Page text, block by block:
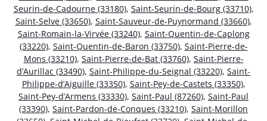
Seurin-de-Cadourne (33180), Saint-Seurin-de-Bourg (33710),
Saint-Selve (33650), Saint-Sauveur-de-Puynormand (33660),
Saint-Romain-la-Virvée (33240), Saint-Quentin-de-Caplong
(33220), Saint-Quentin-de-Baron (33750), Saint-Pierre-de-
Mons (33210), Saint-Pierre-de-Bat (33760), Saint-Pierre-
d’Aurillac (33490), Saint-Philippe-du-Seignal (33220), Saint-
Philippe-d’Aiguille (33350), Saint-Pey-de-Castets (33350),
Saint-Pey-d’Armens (33330), Saint-Paul (87260), Saint-Paul
(33390), Saint-Pardon-de-Conques (33210), Saint-Morillon